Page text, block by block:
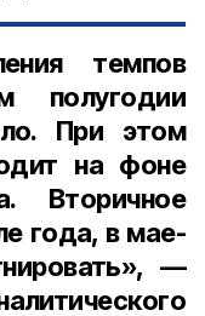
темпов
полугодии
При этом
на фоне
Вторичное
года, в мае-
—